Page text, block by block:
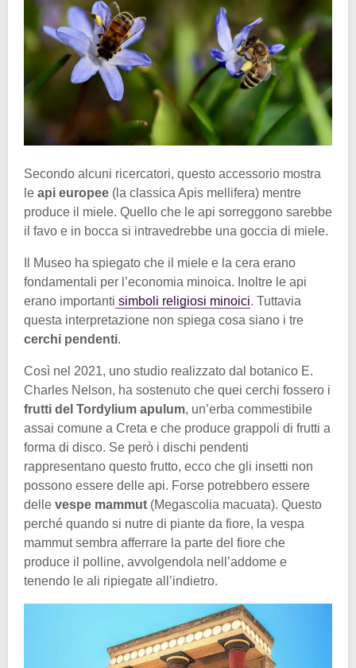
Secondo alcuni ricercatori, questo accessorio mostra
le api europee (la classica Apis mellifera) mentre
produce il miele. Quello che le api sorreggono sarebbe
il favo e in bocca si intravedrebbe una goccia di miele.
Il Museo ha spiegato che il miele e la cera erano
fondamentali per l’economia minoica. Inoltre le api
erano importanti simboli religiosi minoici. Tuttavia
questa interpretazione non spiega cosa siano i tre
cerchi pendenti.
Così nel 2021, uno studio realizzato dal botanico E.
Charles Nelson, ha sostenuto che quei cerchi fossero i
frutti del Tordylium apulum, un’erba commestibile
assai comune a Creta e che produce grappoli di frutti a
forma di disco. Se però i dischi pendenti
rappresentano questo frutto, ecco che gli insetti non
possono essere delle api. Forse potrebbero essere
delle vespe mammut (Megascolia macuata). Questo
perché quando si nutre di piante da fiore, la vespa
mammut sembra afferrare la parte del fiore che
produce il polline, avvolgendola nell’addome e
tenendo le ali ripiegate all’indietro.